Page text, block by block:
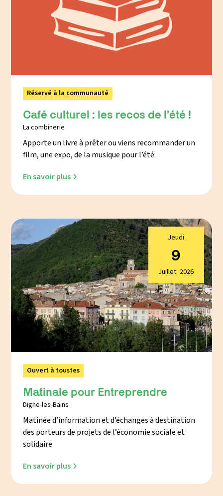
Réservé à la communauté
Café culturel : les recos de l’été !
La combinerie
Apporte un livre à prêter ou viens recommander un
film, une expo, de la musique pour l’été.
En savoir plus
Jeudi
9
Juillet 2026
Ouvert à toustes
Matinale pour Entreprendre
Digne-les-Bains
Matinée d’information et d’échanges à destination
des porteurs de projets de l’économie sociale et
solidaire
En savoir plus